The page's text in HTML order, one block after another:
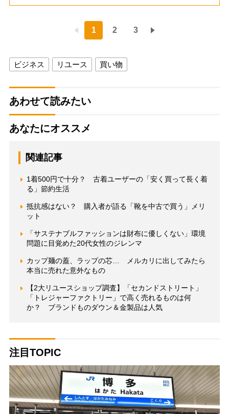
1 2 3
ビジネス リユース 買い物
あわせて読みたい
あなたにオススメ
関連記事
1着500円で十分？ 古着ユーザーの「安く買って長く着
る」節約生活
抵抗感はない？ 購入者が語る「靴を中古で買う」メリ
ット
「サステナブルファッションは財布に優しくない」環境
問題に目覚めた20代女性のジレンマ
カップ麺の蓋、ラップの芯… メルカリに出してみたら
本当に売れた意外なもの
【2大リユースショップ調査】「セカンドストリート」
「トレジャーファクトリー」で高く売れるものは何
か？ ブランドものダウン＆金製品は人気
注目TOPIC